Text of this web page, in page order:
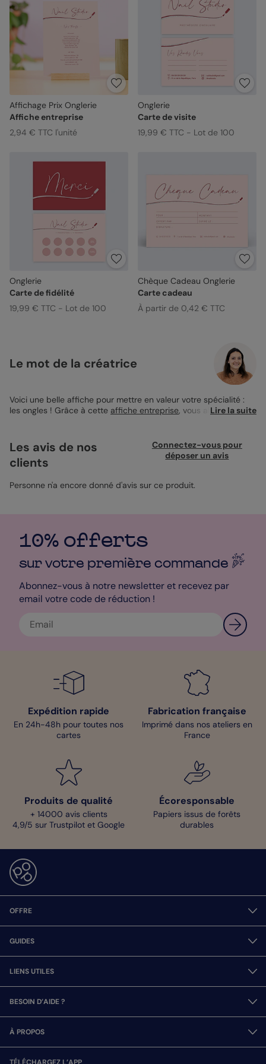
Affichage Prix Onglerie
Affiche entreprise
2,94 € TTC l'unité
Onglerie
Carte de visite
19,99 € TTC - Lot de 100
Onglerie
Carte de fidélité
19,99 € TTC - Lot de 100
Chèque Cadeau Onglerie
Carte cadeau
À partir de 0,42 € TTC
Le mot de la créatrice
Voici une belle affiche pour mettre en valeur votre spécialité :
les ongles ! Grâce à cette affiche entreprise, vous allez pouvoir
taille 12x17cm avec un fond rose pour valoriser vos talents en
tant que styliste ongulaire. Ainsi, sur l’avant de cette carte vous
trouverez un grand encart de texte qui vous permettra de
tarif de chacune d’entre elles. Après les avoir détaillées une par
possédez un, vos réseaux sociaux mais aussi et surtout vos
coordonnées pour que vos clients puissent vous contacter et
prendre rendez-vous. Et une fois que votre affiche est
terminée, vous n’avez plus qu’à passer commande et
l’ensemble de vos affiches sera expédié en maximum 48h.
Mathilde - Designer
Lire la suite
Les avis de nos
clients
Connectez-vous pour
déposer un avis
Personne n'a encore donné d'avis sur ce produit.
10% offerts
sur votre première commande
Abonnez-vous à notre newsletter et recevez par
email votre code de réduction !
Expédition rapide
En 24h-48h pour toutes nos
cartes
Fabrication française
Imprimé dans nos ateliers en
France
Produits de qualité
+ 14000 avis clients
4,9/5 sur Trustpilot et Google
Écoresponsable
Papiers issus de forêts
durables
OFFRE
GUIDES
LIENS UTILES
BESOIN D’AIDE ?
À PROPOS